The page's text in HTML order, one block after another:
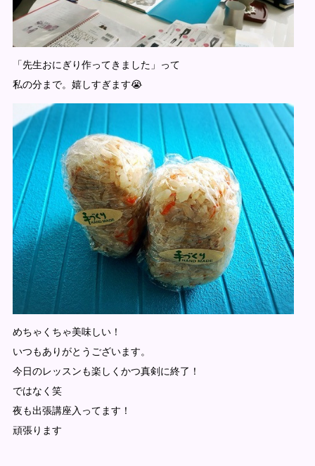
「先生おにぎり作ってきました」って
私の分まで。嬉しすぎます😭
めちゃくちゃ美味しい！
いつもありがとうございます。
今日のレッスンも楽しくかつ真剣に終了！
ではなく笑
夜も出張講座入ってます！
頑張ります